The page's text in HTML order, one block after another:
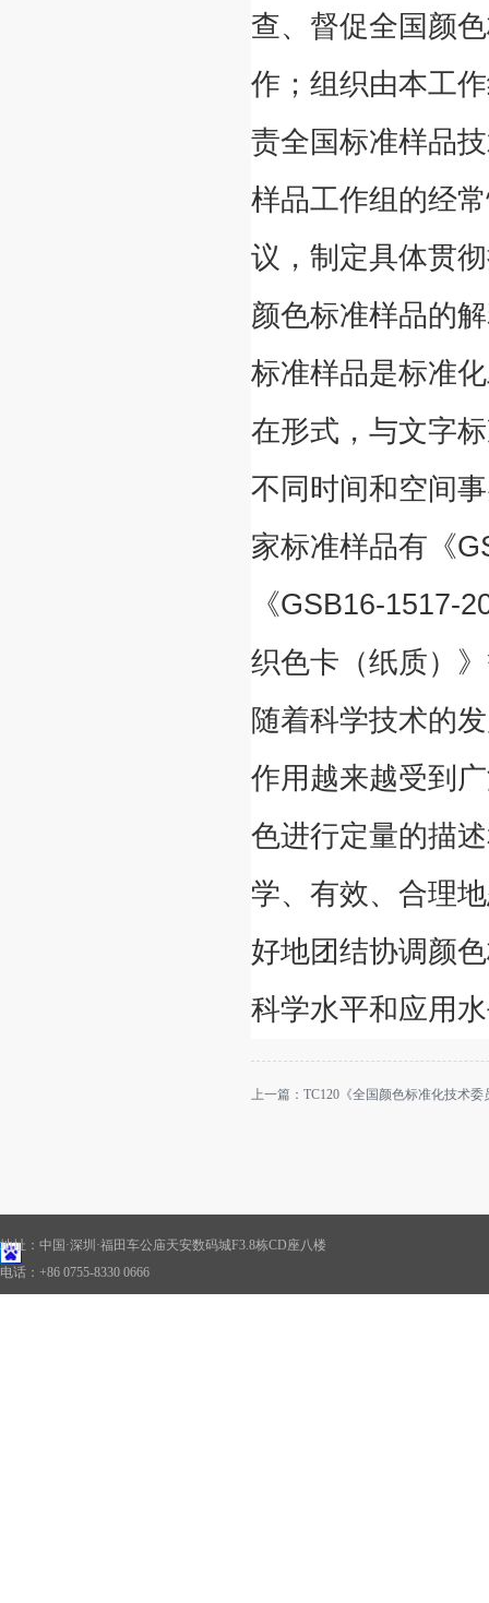
查、督促全国颜
作；组织由本工
责全国标准样品
样品工作组的经
议，制定具体贯
颜色标准样品的
标准样品是标准
在形式，与文字
不同时间和空间
家标准样品有《
《GSB16-1517-
织色卡（纸质）
随着科学技术的
作用越来越受到
色进行定量的描
学、有效、合理
好地团结协调颜
科学水平和应用
上一篇： TC120《全国颜色标准化技术
地址：中国·深圳·福田车公庙天安数码城F3.8栋CD座八楼
电话：+86 0755-8330 0666